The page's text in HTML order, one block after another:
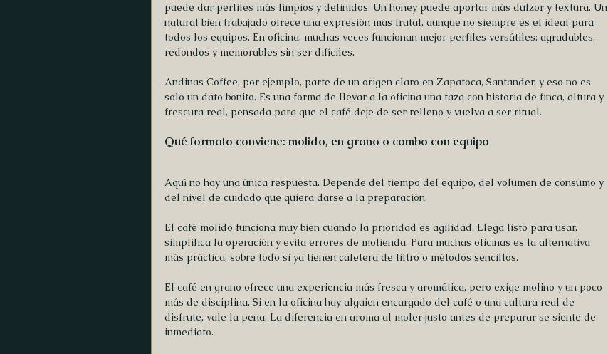
puede dar perfiles más limpios y definidos. Un honey puede aportar más dulzor y textura. Un
natural bien trabajado ofrece una expresión más frutal, aunque no siempre es el ideal para
todos los equipos. En oficina, muchas veces funcionan mejor perfiles versátiles: agradables,
redondos y memorables sin ser difíciles.
Andinas Coffee, por ejemplo, parte de un origen claro en Zapatoca, Santander, y eso no es
solo un dato bonito. Es una forma de llevar a la oficina una taza con historia de finca, altura y
frescura real, pensada para que el café deje de ser relleno y vuelva a ser ritual.
Qué formato conviene: molido, en grano o combo con equipo
Aquí no hay una única respuesta. Depende del tiempo del equipo, del volumen de consumo y
del nivel de cuidado que quiera darse a la preparación.
El café molido funciona muy bien cuando la prioridad es agilidad. Llega listo para usar,
simplifica la operación y evita errores de molienda. Para muchas oficinas es la alternativa
más práctica, sobre todo si ya tienen cafetera de filtro o métodos sencillos.
El café en grano ofrece una experiencia más fresca y aromática, pero exige molino y un poco
más de disciplina. Si en la oficina hay alguien encargado del café o una cultura real de
disfrute, vale la pena. La diferencia en aroma al moler justo antes de preparar se siente de
inmediato.